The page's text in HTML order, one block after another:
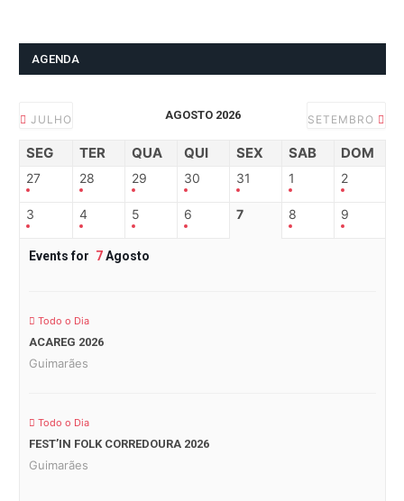
AGENDA
JULHO AGOSTO 2026 SETEMBRO
SEG TER QUA QUI SEX SAB DOM
27 28 29 30 31 1 2
3 4 5 6 7 8 9
Events for 7Agosto
Todo o Dia
ACAREG 2026
Guimarães
Todo o Dia
FEST’IN FOLK CORREDOURA 2026
Guimarães